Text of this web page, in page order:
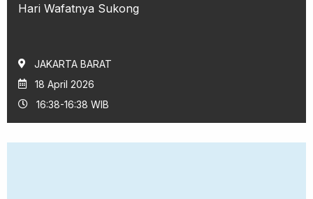
Hari Wafatnya Sukong
JAKARTA BARAT
18 April 2026
16:38-16:38 WIB